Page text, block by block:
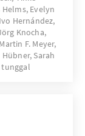
Evelyn
Hernández,
Knocha,
F. Meyer,
Sarah